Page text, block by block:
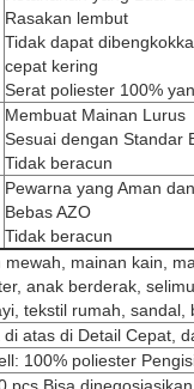
Rasakan lembut
Tidak dapat
cepat kering
Serat poliester 100%
Membuat Mainan Lurus
Sesuai dengan Standar
Tidak beracun
Pewarna yang Aman
Bebas AZO
Tidak beracun
mewah, mainan kain,
anak berderak,
tekstil rumah, sandal,
di atas di Detail Cepat,
100% poliester